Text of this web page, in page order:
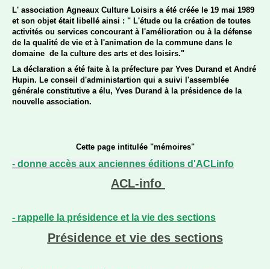
L' association Agneaux Culture Loisirs a été créée le 19 mai 1989
et son objet était libellé ainsi : " L'étude ou la création de toutes
activités ou services concourant à l'amélioration ou à la défense
de la qualité de vie et à l'animation de la commune dans le
domaine de la culture des arts et des loisirs."
La déclaration a été faite à la préfecture par Yves Durand et André
Hupin. Le conseil d'administartion qui a suivi l'assemblée
générale constitutive a élu, Yves Durand à la présidence de la
nouvelle association.
Cette page intitulée "mémoires"
- donne accès aux anciennes éditions d'ACLinfo
ACL-info
- rappelle la présidence et la vie des sections
Présidence et vie des sections